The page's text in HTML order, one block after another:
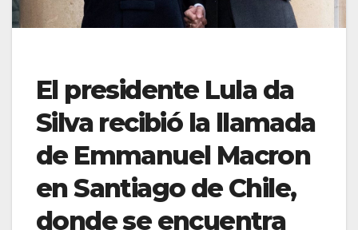
El presidente Lula da
Silva recibió la llamada
de Emmanuel Macron
en Santiago de Chile,
donde se encuentra